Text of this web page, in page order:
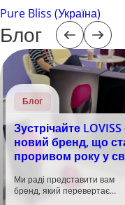
Pure Bliss (Україна)
Блог
Блог
Зустрічайте LOVISS
новий бренд, що
проривом року у
Ми раді представити вам
бренд, який перевертає